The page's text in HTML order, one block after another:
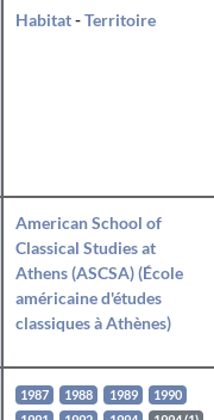
Habitat-Territoire
American School of
Classical Studies at
Athens (ASCSA) (École
américaine d'études
classiques à Athènes)
1987 1988 1989
1990